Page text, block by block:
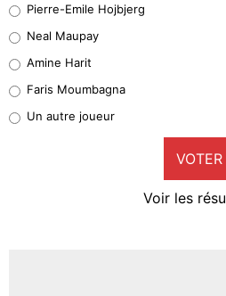
5%
1%
9%
Pierre-Emile Hojbjerg
Neal Maupay
Amine Harit
Faris Moumbagna
Un autre joueur
VOTER
Voir les